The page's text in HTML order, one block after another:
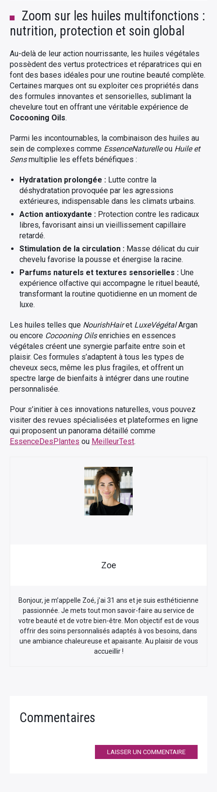
Zoom sur les huiles multifonctions :
nutrition, protection et soin global
Au-delà de leur action nourrissante, les huiles végétales
possèdent des vertus protectrices et réparatrices qui en
font des bases idéales pour une routine beauté complète.
Certaines marques ont su exploiter ces propriétés dans
des formules innovantes et sensorielles, sublimant la
chevelure tout en offrant une véritable expérience de
Cocooning Oils.
Parmi les incontournables, la combinaison des huiles au
sein de complexes comme EssenceNaturelleou Huile et
Sensmultiplie les effets bénéfiques :
Hydratation prolongée : Lutte contre la
déshydratation provoquée par les agressions
extérieures, indispensable dans les climats urbains.
Action antioxydante : Protection contre les radicaux
libres, favorisant ainsi un vieillissement capillaire
retardé.
Stimulation de la circulation : Masse délicat du cuir
chevelu favorise la pousse et énergise la racine.
Parfums naturels et textures sensorielles : Une
expérience olfactive qui accompagne le rituel beauté,
transformant la routine quotidienne en un moment de
luxe.
Les huiles telles que NourishHairet LuxeVégétalArgan
ou encore Cocooning Oilsenrichies en essences
végétales créent une synergie parfaite entre soin et
plaisir. Ces formules s’adaptent à tous les types de
cheveux secs, même les plus fragiles, et offrent un
spectre large de bienfaits à intégrer dans une routine
personnalisée.
Pour s’initier à ces innovations naturelles, vous pouvez
visiter des revues spécialisées et plateformes en ligne
qui proposent un panorama détaillé comme
EssenceDesPlantes ou MeilleurTest.
Zoe
Bonjour, je m’appelle Zoé, j’ai 31 ans et je suis esthéticienne
passionnée. Je mets tout mon savoir-faire au service de
votre beauté et de votre bien-être. Mon objectif est de vous
offrir des soins personnalisés adaptés à vos besoins, dans
une ambiance chaleureuse et apaisante. Au plaisir de vous
accueillir !
Commentaires
LAISSER UN COMMENTAIRE